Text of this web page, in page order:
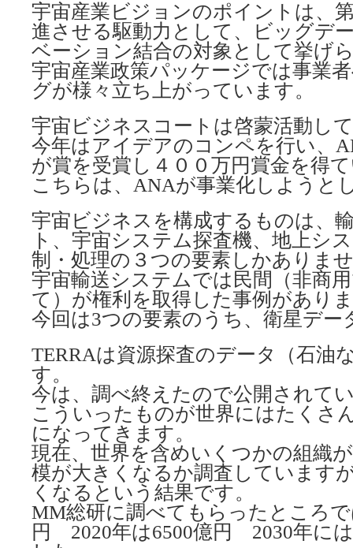
宇宙産業ビジョンのポイントは、
進させる駆動力として、ビッグデ
ベーション結合の対象として挙げ
宇宙産業政策パッケージでは事業
グが様々立ち上がっています。
宇宙ビジネスコートは啓蒙活動し
今年はアイデアのコンペを行い、
が賞を受賞し４００万円賞金を得
こちらは、ANAが事業化しようと
宇宙ビジネスを構成するものは、
ト、宇宙システム探査機、地上シ
制・処理の３つの要素しかありま
宇宙輸送システムでは民間（非商
て）が権利を取得した事例があり
今回は3つの要素のうち、衛星デー
TERRAは資源探査のデータ（石油
す。
今は、調べ終えたので公開されて
こういったものが世界にはたくさ
になってきます。
現在、世界を含めいくつかの組織
模が大きくなるか調査しています
くなるという結果です。
MM総研に調べてもらったところで
円 2020年は6500億円 2030年に